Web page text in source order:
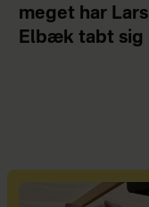
meget har Lars
Elbæk tabt sig